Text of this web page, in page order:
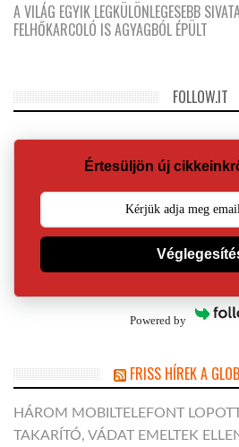
A VILÁG EGYIK LEGKÜLÖNLEGESEBB
FELHŐKARCOLÓ IS AGYAGBÓL ÉPÜLT
FOLLOW.IT
Értesüljön új
Powered by
FRISS HÍREK A
HÁROM MOBILTELEFONT
TAKARÍTÓ, VÁDAT EMELTEK